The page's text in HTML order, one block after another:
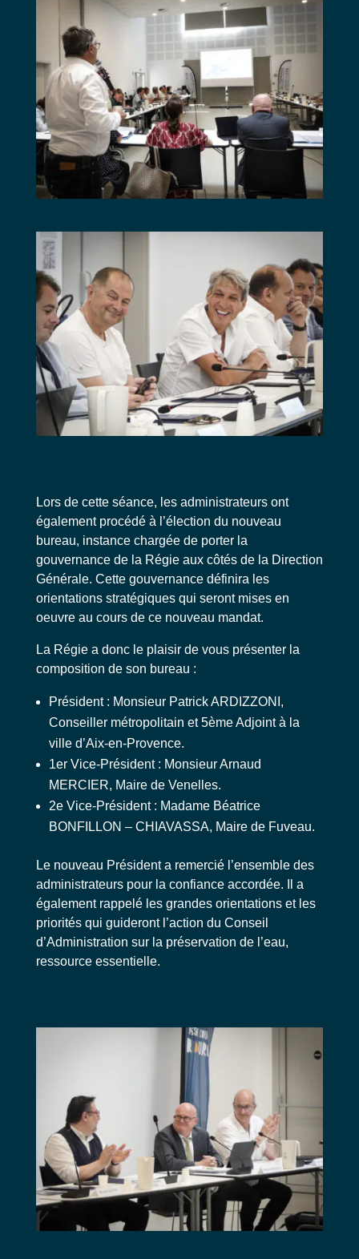
Lors de cette séance, les administrateurs ont
également procédé à l’élection du nouveau
bureau, instance chargée de porter la
gouvernance de la Régie aux côtés de la Direction
Générale. Cette gouvernance définira les
orientations stratégiques qui seront mises en
oeuvre au cours de ce nouveau mandat.
La Régie a donc le plaisir de vous présenter la
composition de son bureau :
Président : Monsieur Patrick ARDIZZONI,
Conseiller métropolitain et 5ème Adjoint à la
ville d’Aix-en-Provence.
1er Vice-Président : Monsieur Arnaud
MERCIER, Maire de Venelles.
2e Vice-Président : Madame Béatrice
BONFILLON – CHIAVASSA, Maire de Fuveau.
Le nouveau Président a remercié l’ensemble des
administrateurs pour la confiance accordée. Il a
également rappelé les grandes orientations et les
priorités qui guideront l’action du Conseil
d’Administration sur la préservation de l’eau,
ressource essentielle.